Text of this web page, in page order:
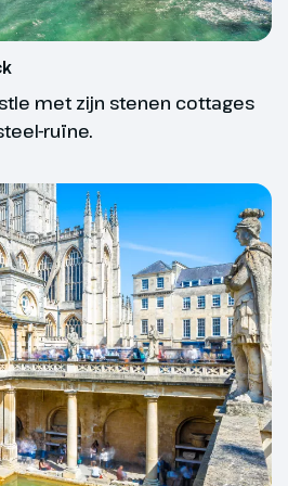
met zijn stenen cottages
ruïne.
Abbotsbury
Subtropical Gardens
dag
van jouw groepsreis geldt altijd
vertrek
zeker weten dat jouw reis
reis is dat altijd
aantal deelnemers. Toch willen
garantie bieden. Daarom
met ‘gegarandeerd vertrek’.
wij op basis van
met 99% zekerheid
ze doorgaan. Slechts in zeer